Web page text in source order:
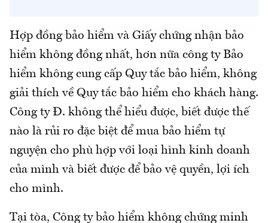
Hợp đồng bảo hiểm và Giấy chứng nhận bảo
hiểm không đồng nhất, hơn nữa công ty Bảo
hiểm không cung cấp Quy tắc bảo hiểm, không
giải thích về Quy tắc bảo hiểm cho khách hàng.
Công ty Đ. không thể hiểu được, biết được thế
nào là rủi ro đặc biệt để mua bảo hiểm tự
nguyện cho phù hợp với loại hình kinh doanh
của mình và biết được để bảo vệ quyền, lợi ích
cho mình.
Tại tòa, Công ty bảo hiểm không chứng minh